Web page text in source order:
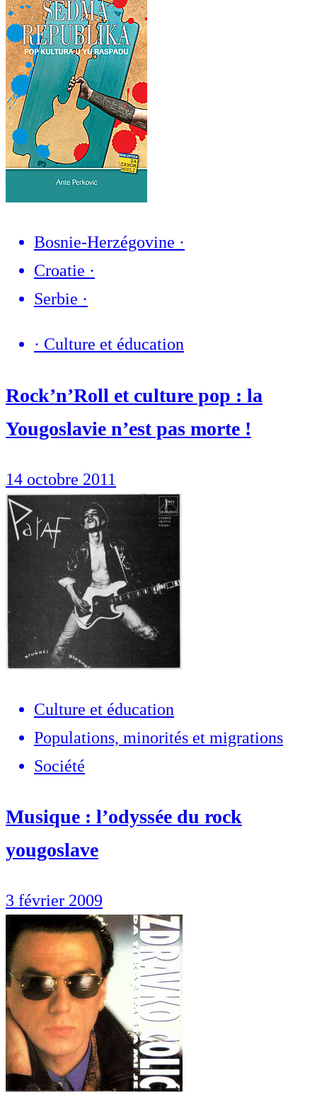
Bosnie-Herzégovine ·
Croatie ·
Serbie ·
· Culture et éducation
Rock’n’Roll et culture pop : la
Yougoslavie n’est pas morte !
14 octobre 2011
Culture et éducation
Populations, minorités et migrations
Société
Musique : l’odyssée du rock
yougoslave
3 février 2009